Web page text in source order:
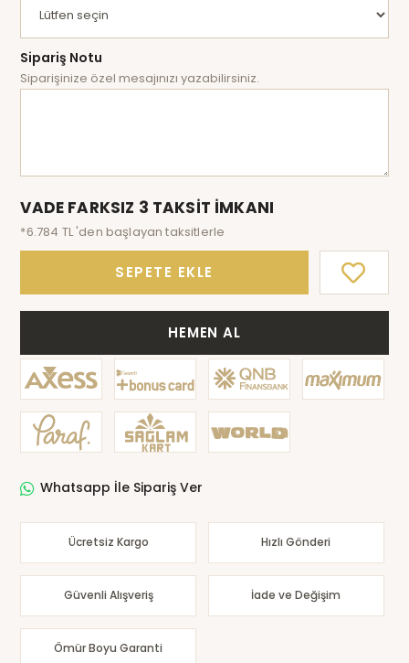
Sipariş Notu
Siparişinize özel mesajınızı yazabilirsiniz.
VADE FARKSIZ 3 TAKSİT İMKANI
*6.784 TL 'den başlayan taksitlerle
SEPETE EKLE
HEMEN AL
Whatsapp İle Sipariş Ver
Ücretsiz Kargo Hızlı Gönderi
Güvenli Alışveriş İade ve Değişim
Ömür Boyu Garanti